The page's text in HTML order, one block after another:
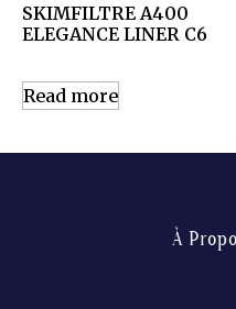
SKIMFILTRE A400
ELEGANCE LINER C6
Read more
À